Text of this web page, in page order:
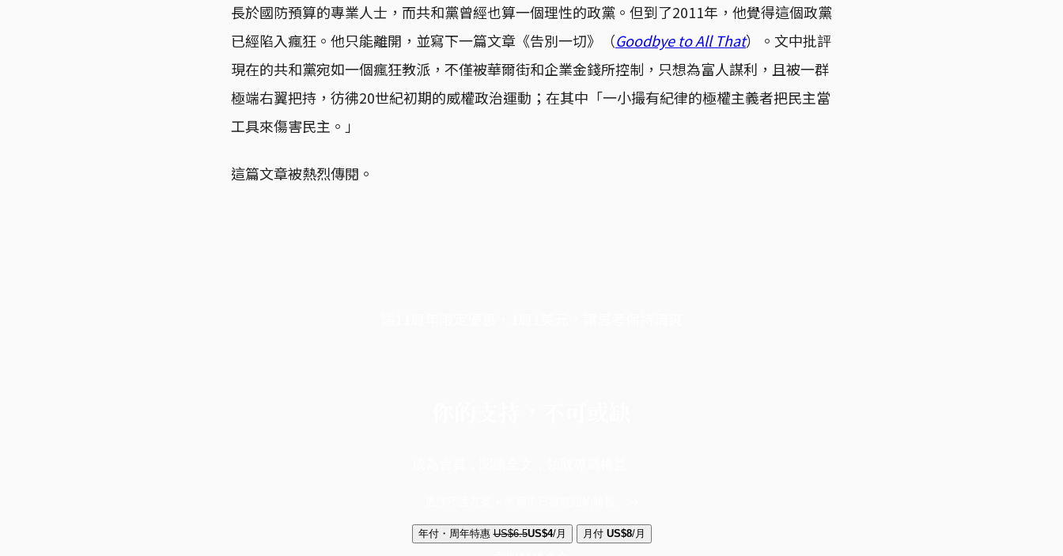
長於國防預算的專業人士，而共和黨曾經也算一個理性的政黨。但到了2011年，他覺得這個政黨
已經陷入瘋狂。他只能離開，並寫下一篇文章《告別一切》（Goodbye to All That）。文中批評
現在的共和黨宛如一個瘋狂教派，不僅被華爾街和企業金錢所控制，只想為富人謀利，且被一群
極端右翼把持，彷彿20世紀初期的威權政治運動；在其中「一小撮有紀律的極權主義者把民主當
工具來傷害民主。」
這篇文章被熱烈傳閱。
年付・周年特惠 US$6.5US$4/月 月付 US$8/月